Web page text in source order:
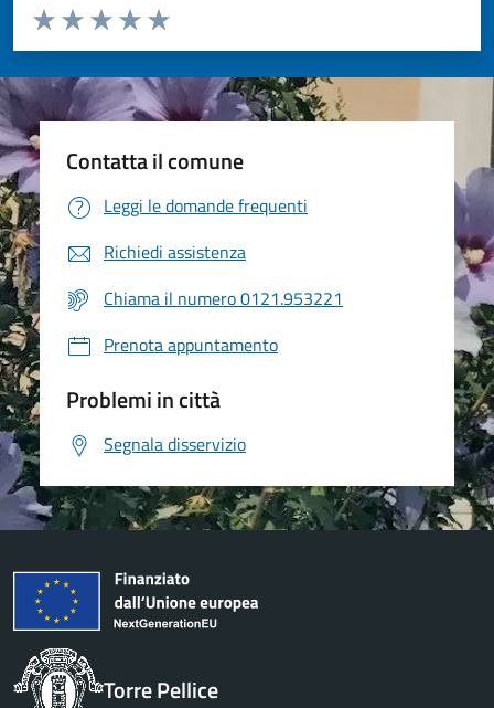
Valuta da 1 a 5 stelle la pagina
Valuta 5 stelle su 5
Valuta 4 stelle su 5
Valuta 3 stelle su 5
Valuta 2 stelle su 5
Valuta 1 stelle su 5
Contatta il comune
Leggi le domande frequenti
Richiedi assistenza
Chiama il numero 0121.953221
Prenota appuntamento
Problemi in città
Segnala disservizio
Torre Pellice